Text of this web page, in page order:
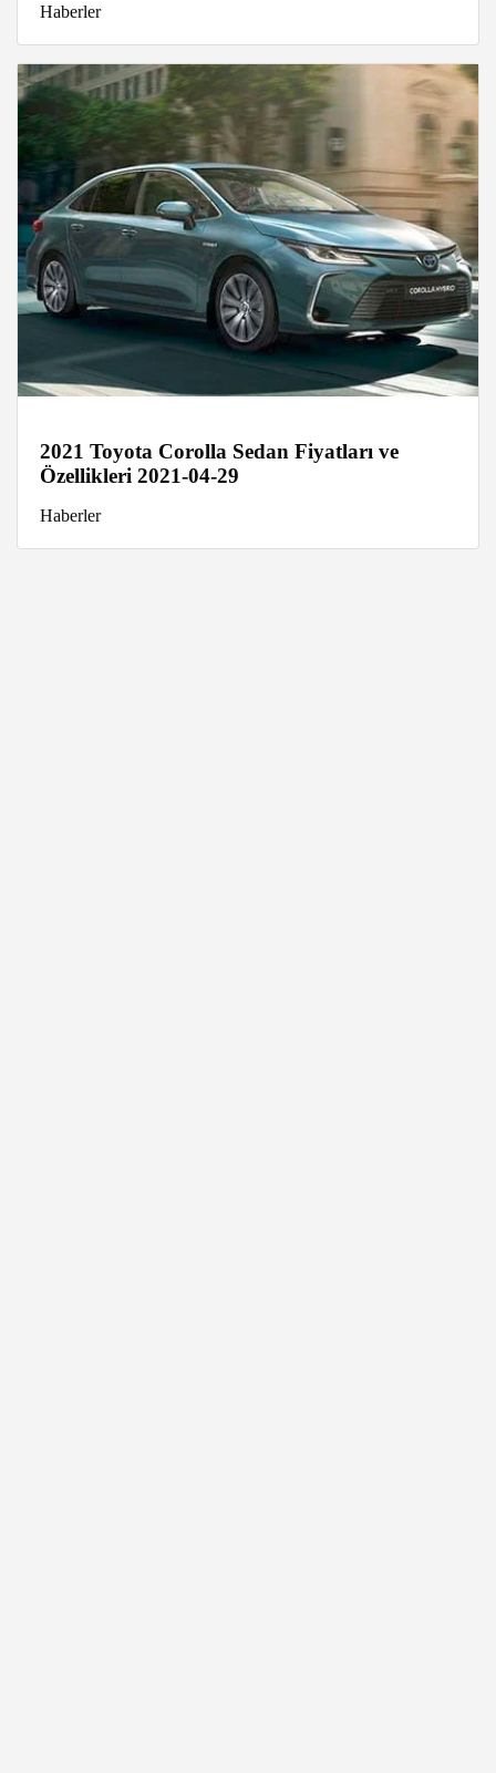
Haberler
2021 Toyota Corolla Sedan Fiyatları ve
Özellikleri 2021-04-29
Haberler